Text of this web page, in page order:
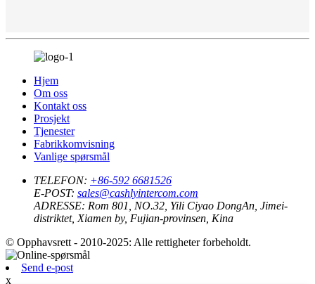
Hjem
Om oss
Kontakt oss
Prosjekt
Tjenester
Fabrikkomvisning
Vanlige spørsmål
TELEFON: +86-592 6681526
E-POST: sales@cashlyintercom.com
ADRESSE: Rom 801, NO.32, Yili Ciyao DongAn, Jimei-
distriktet, Xiamen by, Fujian-provinsen, Kina
© Opphavsrett - 2010-2025: Alle rettigheter forbeholdt.
Send e-post
x